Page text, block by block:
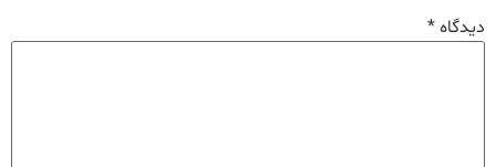
دیدگاه*